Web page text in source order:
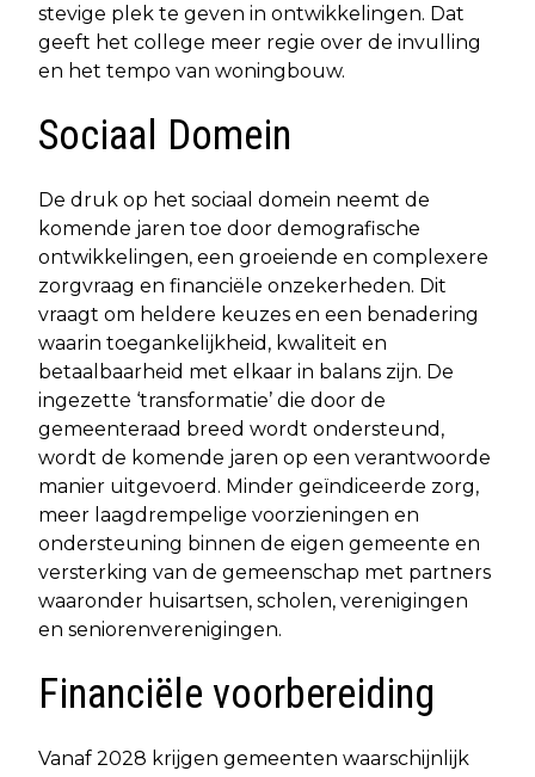
stevige plek te geven in ontwikkelingen. Dat
geeft het college meer regie over de invulling
en het tempo van woningbouw.
Sociaal Domein
De druk op het sociaal domein neemt de
komende jaren toe door demografische
ontwikkelingen, een groeiende en complexere
zorgvraag en financiële onzekerheden. Dit
vraagt om heldere keuzes en een benadering
waarin toegankelijkheid, kwaliteit en
betaalbaarheid met elkaar in balans zijn. De
ingezette ‘transformatie’ die door de
gemeenteraad breed wordt ondersteund,
wordt de komende jaren op een verantwoorde
manier uitgevoerd. Minder geïndiceerde zorg,
meer laagdrempelige voorzieningen en
ondersteuning binnen de eigen gemeente en
versterking van de gemeenschap met partners
waaronder huisartsen, scholen, verenigingen
en seniorenverenigingen.
Financiële voorbereiding
Vanaf 2028 krijgen gemeenten waarschijnlijk